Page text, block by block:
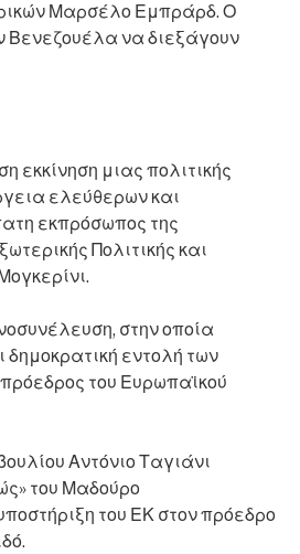
Μαρσέλο Εμπράρδ. Ο
Βενεζουέλα να διεξάγουν
εκκίνηση μιας πολιτικής
ελεύθερων και
εκπρόσωπος της
Πολιτικής και
στην οποία
δημοκρατική εντολή των
του Ευρωπαϊκού
Αντόνιο Ταγιάνι
του Μαδούρο
του ΕΚ στον πρόεδρο